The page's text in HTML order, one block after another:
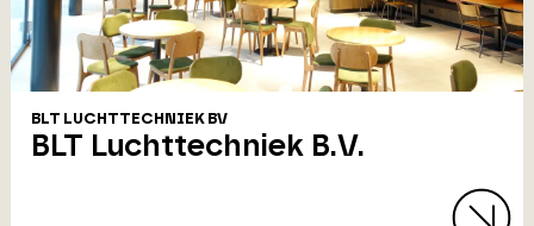
BLT LUCHTTECHNIEK BV
BLT Luchttechniek B.V.